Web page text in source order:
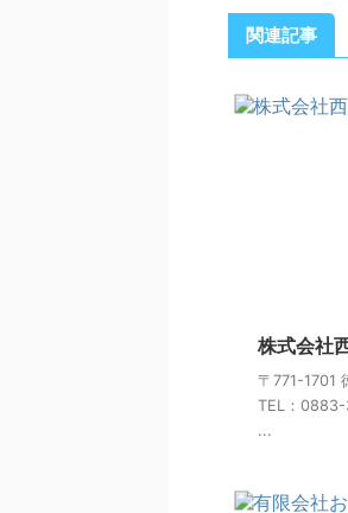
関連記事
株式会社
〒771-1701
TEL：
...